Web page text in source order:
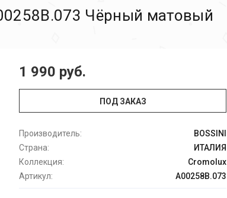
Чёрный матовый
1 990 руб.
ПОД ЗАКАЗ
Производитель:
BOSSINI
Страна:
ИТАЛИЯ
Коллекция:
Cromolux
Артикул:
A00258B.073